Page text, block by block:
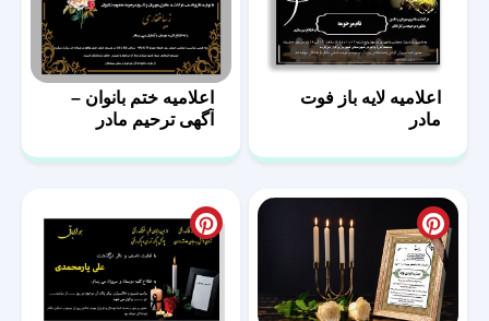
اعلامیه لایه باز فوت
مادر
اعلامیه ختم بانوان –
آگهی ترحیم مادر